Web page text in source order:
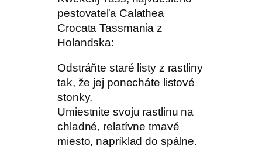
pestovateľa Calathea
Crocata Tassmania z
Holandska:
Odstráňte staré listy z rastliny
tak, že jej ponecháte listové
stonky.
Umiestnite svoju rastlinu na
chladné, relatívne tmavé
miesto, napríklad do spálne.